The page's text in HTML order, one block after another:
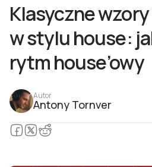
Klasyczne
w stylu house:
rytm house’owy
Autor
Antony Tornver